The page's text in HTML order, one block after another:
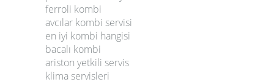
ferroli kombi
avcılar kombi servisi
en iyi kombi hangisi
bacalı kombi
ariston yetkili servis
klima servisleri